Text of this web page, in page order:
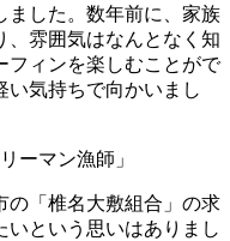
ました。数年前に、家族
、雰囲気はなんとなく知
フィンを楽しむことがで
い気持ちで向かいまし
ーマン漁師」
の「椎名大敷組合」の求
いという思いはありまし